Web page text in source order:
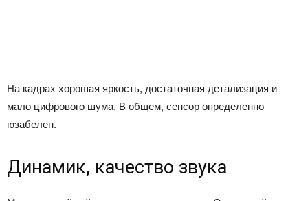
На кадрах хорошая яркость, достаточная детализация и
мало цифрового шума. В общем, сенсор определенно
юзабелен.
Динамик, качество звука